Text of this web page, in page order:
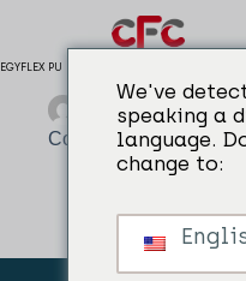
EGYFLEX PU
admin
04/04/
Совместный герметик
We've
speaking a
language.
change to: